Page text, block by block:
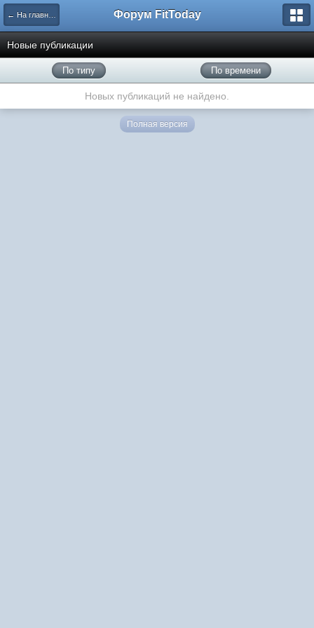
← На главную Форум FitToday
Новые публикации
По типу По времени
Новых публикаций не найдено.
Полная версия